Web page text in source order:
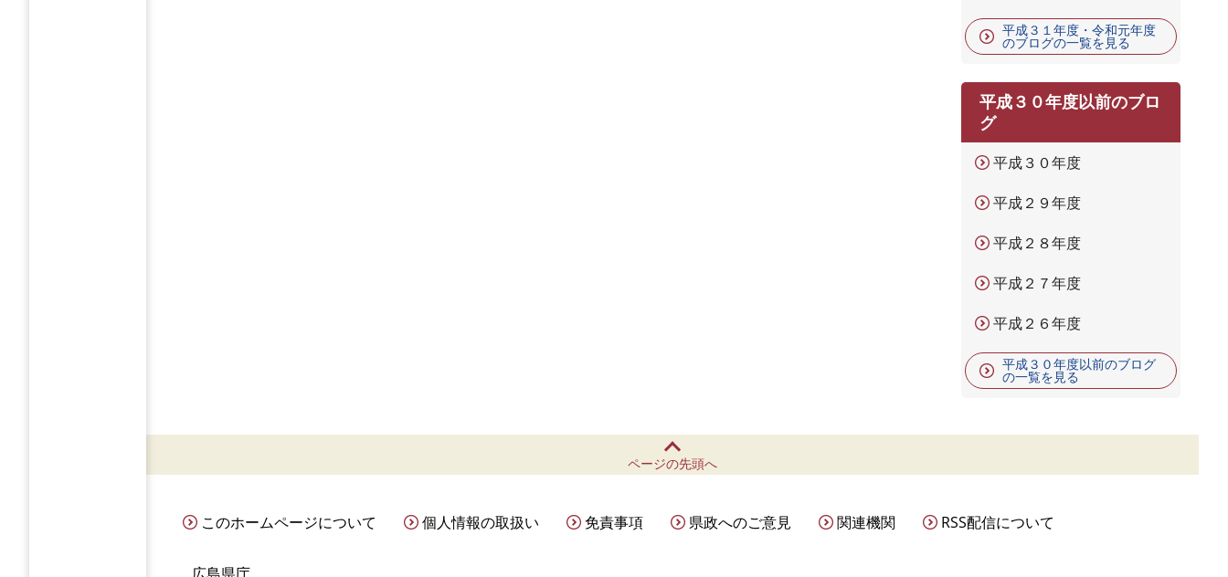
平成３１年度・令和元年度
のブログの一覧を見る
平成３０年度以前のブロ
グ
平成３０年度
平成２９年度
平成２８年度
平成２７年度
平成２６年度
平成３０年度以前のブログ
の一覧を見る
ページの先頭へ
このホームページについて 個人情報の取扱い 免責事項 県政へのご意見 関連機関 RSS配信について